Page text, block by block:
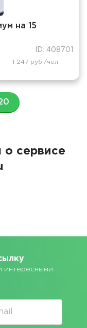
на 15
ID: 408701
1 247 руб./чел.
о сервисе
интересными